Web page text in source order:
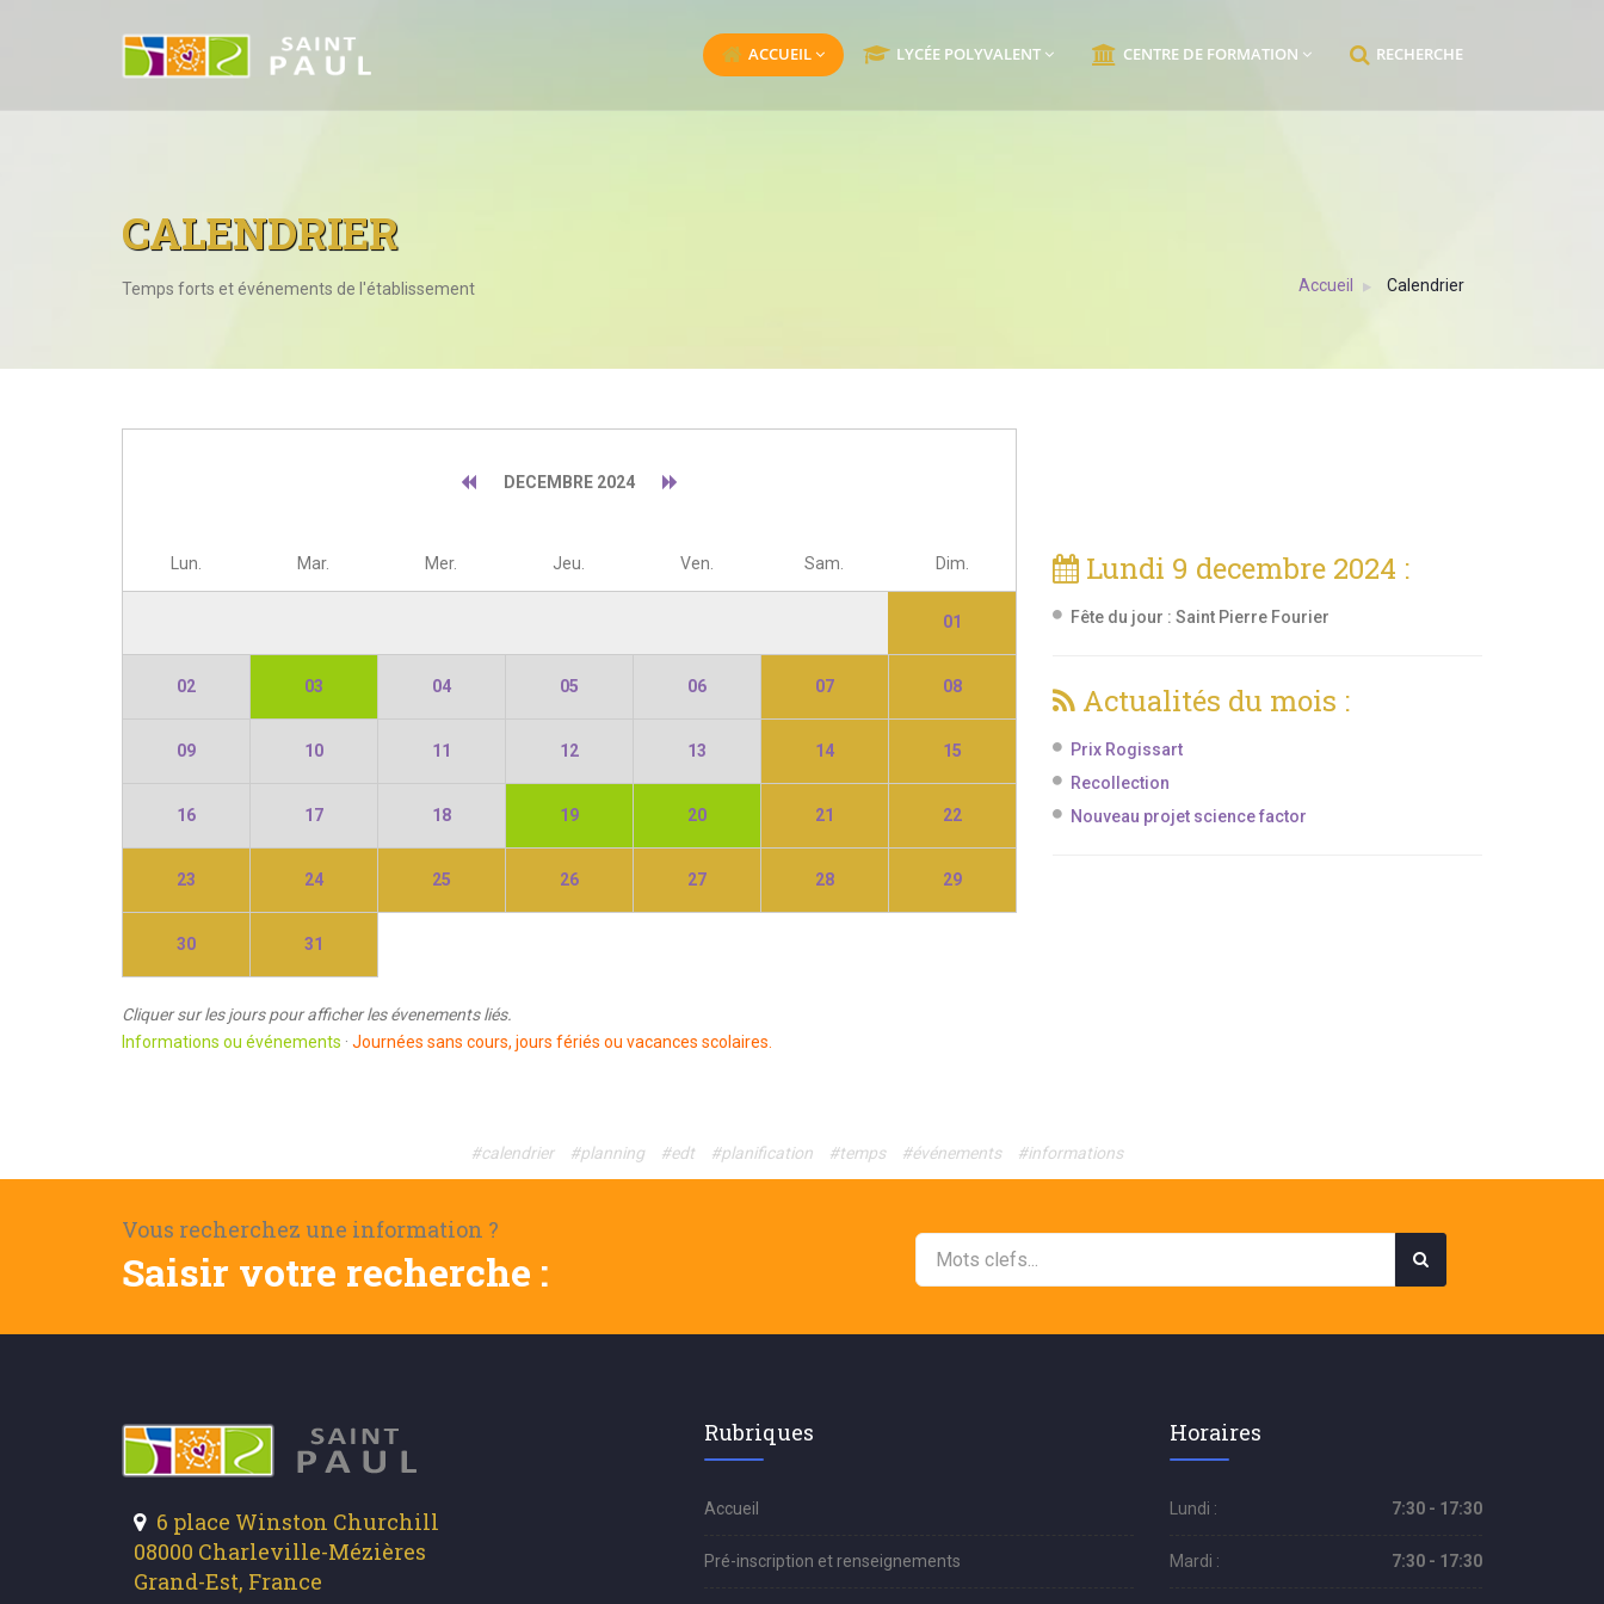
ACCUEIL LYCÉE POLYVALENT CENTRE DE FORMATION RECHERCHE
CALENDRIER
Temps forts et événements de l'établissement Accueil Calendrier
DECEMBRE 2024
Lun. Mar. Mer. Jeu. Ven. Sam. Dim.
01
02 03 04 05 06 07 08
09 10 11 12 13 14 15
16 17 18 19 20 21 22
23 24 25 26 27 28 29
30 31
Cliquer sur les jours pour afficher les évenements liés.
Informations ou événements · Journées sans cours, jours fériés ou vacances scolaires.
Lundi 9 decembre 2024 :
Fête du jour : Saint Pierre Fourier
Actualités du mois :
Prix Rogissart
Recollection
Nouveau projet science factor
#calendrier #planning #edt #planification #temps #événements #informations
Vous recherchez une information ?
Saisir votre recherche :
6 place Winston Churchill
08000 Charleville-Mézières
Grand-Est, France
Rubriques
Accueil
Pré-inscription et renseignements
Horaires
Lundi : 7:30 - 17:30
Mardi : 7:30 - 17:30